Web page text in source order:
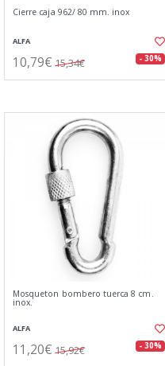
Cierre caja 962/ 80 mm. inox
ALFA
10,79€ 15,34€ - 30%
Mosqueton bombero tuerca 8 cm.
inox.
ALFA
11,20€ 15,92€ - 30%